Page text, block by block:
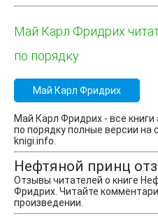
Май Карл Фридрих
по порядку
Май Карл Фридрих
Май Карл Фридрих - все
по порядку полные версии на
knigi.info.
Нефтяной принц
Отзывы читателей о книге
Фридрих. Читайте
произведении.